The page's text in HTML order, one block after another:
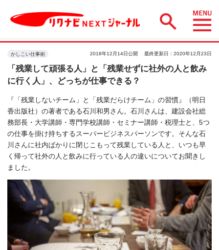
かしこい仕事術 2018年12月14日公開 最終更新日：2020年12月23日
「残業して頑張る人」と「残業せずに社外の人と飲み
に行く人」、どっちが仕事できる？
『「残業しないチーム」と「残業だらけチーム」の習慣』（明日
香出版社）の著者である石川和男さん。石川さんは、建設会社総
務部長・大学講師・専門学校講師・セミナー講師・税理士と、5つ
の仕事を掛け持ちするスーパービジネスパーソンです。そんな石
川さんに社内ばかりに閉じこもって残業している人と、いつも早
く帰って社外の人と飲みに行っている人の違いについてお聞きし
ました。